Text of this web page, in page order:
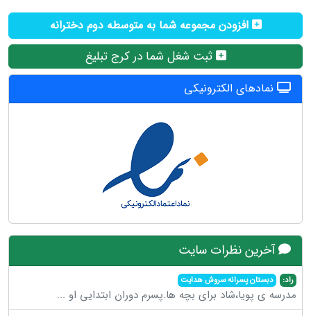
افزودن مجموعه شما به متوسطه دوم دخترانه
ثبت شغل شما در کرج تبلیغ
نمادهای الکترونیکی
آخرین نظرات سایت
راد: دبستان پسرانه سروش هدایت
مدرسه ی پویا،شاد برای بچه ها.پسرم دوران ابتدایی او ...